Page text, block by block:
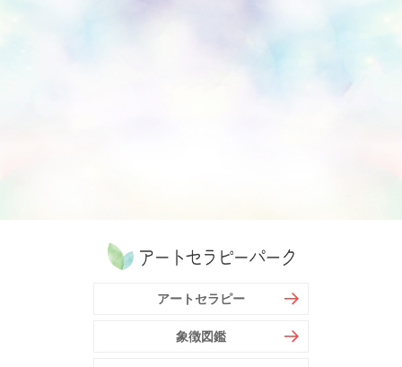
アートセラピー
象徴図鑑